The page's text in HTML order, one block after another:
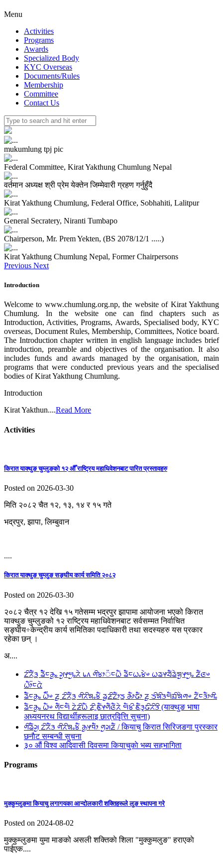
Menu
Activities
Programs
Awards
Specialized Body
KYC Overseas
Documents/Rules
Membership
Committee
Contact Us
mukumlung tpj pic
Federal Committee, Kirat Yakthung Chumlung Nepal
वर्तमान अध्यक्ष श्री प्रेम येक्तेन जिम्मेवारी ग्रहण गर्नुहुँदै
Kirat Yakthung Chumlung, Federal Office, Sobhahiti, Lalitpur
General Secratery, Niranti Tumbapo
Chairperson, Mr. Prem Yekten, (BS 2078/12/1 .....)
Kirat Yakthung Chumlung Nepal, Former Chairpersons
Previous Next
Introduction
Welcome to www.chumlung.org.np, the website of Kirat Yakthung
Chumlung. In the website one can find chapters such as
Introduction, Activities, Programs, Awards, Specialised body, KYC
overseas, Document Rules, Membership, Committees, Notice board.
The Introduction chapter written in english language includes brief
introduction, preamble and objectives of the organisation. It also
includes funds and awards managed by the organisation, main
programs that were conducted previous years and the specialised
bodies of Kirat Yakthung Chumlung.
Introduction
Kirat Yakthun....Read More
Activities
किरात याक्थुङ चुम्लुङको १२ औँ राष्ट्रिय महाधिवेशनबाट पारित प्रस्तावहरु
Posted on 2026-03-30
मिति २०८२ चैत १२, १३, १४ र १५ गते
भद्रपुर, झापा, लिम्बुवान
....
किरात याक्थुङ चुम्लुङ सङ्घीय कार्य समिति २०८२
Posted on 2026-03-30
२०८२ चैत्र १२ देखि १५ गतेसम्म भद्रपुर झापामा आयोजना भएको किरात
याक्थुङ चुम्लुङको १२ राष्ट्रिय महाधिवेशनबाट सर्वसम्मत निर्वाचित
सङ्घीय÷केन्द्रीय कार्य समितिका पदाधिकारी तथा सदस्यहरु यस प्रकार
रहेका छन् ।
अ....
ᤁᤡᤖᤠᤋ᤻ ᤕᤠᤠᤰᤌᤢᤱ ᤆᤢᤶᤗᤢᤱᤖᤧ ᥇᥈ ᤛᤡᤃᤣ᤺ᤰᤐᤠ ᤕᤠᤰᤐᤱᤃᤧᤴ ᤐᤕᤶᤔᤠᤕᤧᤈᤢᤶᤗᤢᤱ ᤏᤠᤜᤴ
ᤐᤥ᤺ᤰᤂᤧ
ᤕᤠᤠᤰᤌᤢᤱ ᤐᤠ᤺ᤴ ᤏᤢ ᤁᤡᤖᤠᤋ᤻ ᤛᤡᤖᤡᤈᤱᤃᤠ ᤕᤢᤏᤡᤁᤥᤍ᤻ ᤌᤥᤒᤥ ᤏᤢ ᤍᤡᤈᤡᤋᤗᤠᤀᤡᤈᤧᤛᤴ ᤁᤠᤰᤋᤥᤛᤡᤱ
ᤕᤠᤰᤌᤢᤱ ᤐᤠᤴ ᤛᤠᤰᤗᤠ ᤁᤧᤏᤡᤐᤠ ᤏᤡᤳᤇᤠᤶᤛᤠᤜᤠᤖᤧ ᤗᤠᤃᤡ ᤇᤠᤋᤪᤒᤡᤖᤡᤋᤡ (याक्थुङ भाषा
अध्ययनरथ विद्यार्थीहरूलाइ छात्रवृित्ति सुचना)
ᤛᤡᤕᤠᤆᤢ ᤁᤡᤖᤠᤋ ᤛᤡᤖᤡᤈᤱᤃᤠ ᤌᤢᤶᤄᤥ ᤛᤢᤆᤏᤠ / कियाचु किरात सिरिजङगा पुरस्कार
छनाैट सम्बन्धी सुचना
३० औं विश्व आदिवासी दिवसमा कियाचुकाे भब्य सहभागिता
Programs
मुक्कुम्लुङमा कियाचु लगागयका आन्दाेलकारी शक्तिहरूले लुङ स्थापना गरे
Posted on 2024-08-02
मुक्कुम्लुङमा युमा माङको असली शक्तिकाे शिला "मुक्कुमलुङ" हराएकाे
पाईएक....